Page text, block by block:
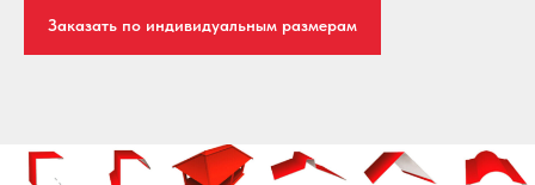
Заказать по индивидуальным размерам